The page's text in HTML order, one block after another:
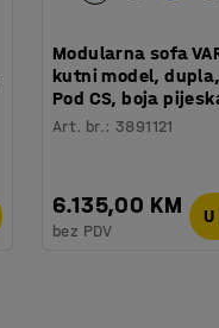
Modularna sofa
kutni model,
Pod CS, boja
Art. br.:3891121
6.135,00 KM
bez PDV